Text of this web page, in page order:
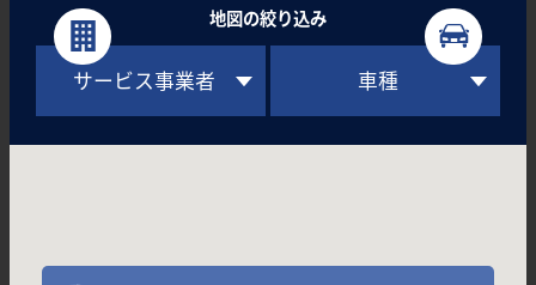
地図の絞り込み
サービス事業者 車種